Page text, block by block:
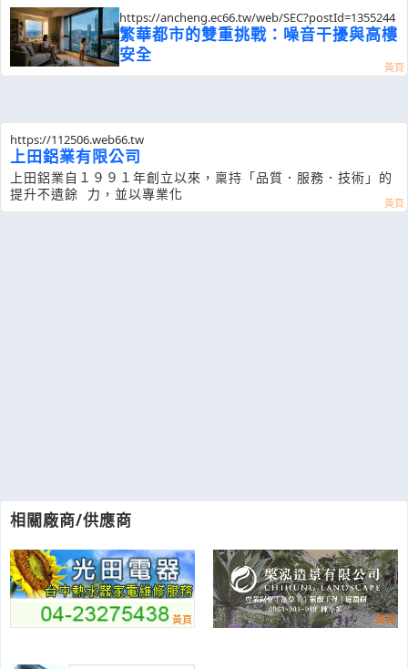
相關廠商/供應商
https://ancheng.ec66.tw/web/SEC?postId=1355244
繁華都市的雙重挑戰：噪音干擾與高樓
安全
https://112506.web66.tw
上田鋁業有限公司
上田鋁業自１９９１年創立以來，稟持「品質．服務．技術」的
提升不遺餘 力，並以專業化